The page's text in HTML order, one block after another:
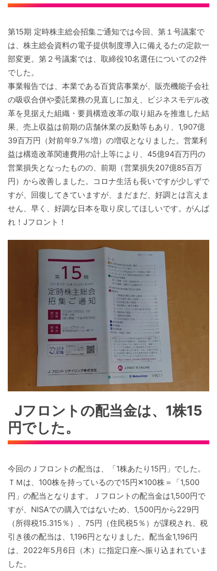
第15期 定時株主総会招集ご通知では今回、第１号議案で
は、株主総会資料の電子提供制度導入に備えるたの定款一
部変更。第２号議案では、取締役10名選任についての2件
でした。
事業報告では、本業である百貨店事業が、販売機能子会社
の吸収合併や委託業務の見直しに加え、ビジネスモデル改
革を見据えた組織・要員構造改革の取り組みを推進した結
果、売上収益は前期の店舗休業の反動等もあり、1,907億
39百万円（対前年9.7％増）の増収となりました。営業利
益は構造改革関連費用の計上等により、45億94百万円の
営業損失となったものの、前期（営業損失207億85百万
円）から改善しました。コロナ生活も長いですが少しずで
すが、回復してきていますが、まだまだ、好調とは言えま
せん、早く、好調な日本を取り戻してほしいです。がんば
れ！Jフロント！
Jフロントの配当金は、1株15
円でした。
今回のＪフロントの配当は、「1株あたり15円」でした。
ＴＭは、100株を持っているので15円✕100株＝「1,500
円」の配当となります。Ｊフロントの配当金は1,500円で
すが、NISAでの購入ではないため、1,500円から229円
（所得税15.315％）、75円（住民税5％）が課税され、税
引き後の配当は、1,196円となりました。配当金1,196円
は、2022年5月6日（木）に指定口座へ振り込まれていま
した。